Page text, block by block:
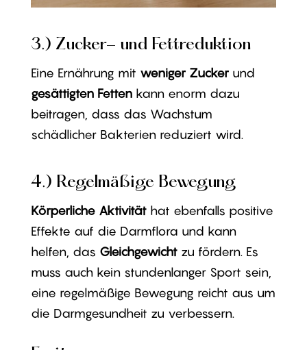
3.) Zucker- und Fettreduktion
Eine Ernährung mit weniger Zucker und
gesättigten Fettenkann enorm dazu
beitragen, dass das Wachstum
schädlicher Bakterien reduziert wird.
4.) Regelmäßige Bewegung
Körperliche Aktivitäthat ebenfalls positive
Effekte auf die Darmflora und kann
helfen, das Gleichgewichtzu fördern. Es
muss auch kein stundenlanger Sport sein,
eine regelmäßige Bewegung reicht aus um
die Darmgesundheit zu verbessern.